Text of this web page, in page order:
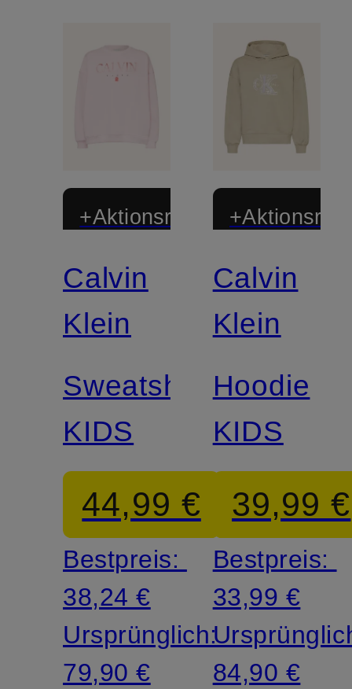
+Aktionsrabatt
Calvin
Klein
Sweatshirt
KIDS
44,99 €
Bestpreis:
38,24 €
Ursprünglich:
79,90 €
Calvin
Klein
Hoodie
KIDS
39,99 €
Bestpreis:
33,99 €
84,90 €